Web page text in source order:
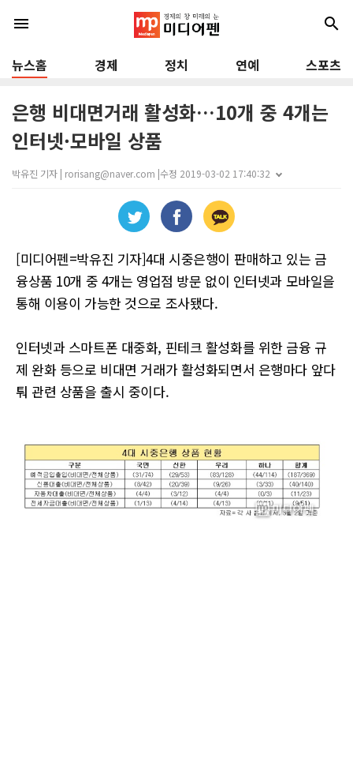
menu search
뉴스홈 경제 정치 연예 스포츠
은행 비대면거래 활성화…10개 중 4개는
인터넷·모바일 상품
박유진 기자 | rorisang@naver.com |수정 2019-03-02 17:40:32
[미디어펜=박유진 기자]4대 시중은행이 판매하고 있는 금
융상품 10개 중 4개는 영업점 방문 없이 인터넷과 모바일을
통해 이용이 가능한 것으로 조사됐다.
인터넷과 스마트폰 대중화, 핀테크 활성화를 위한 금융 규
제 완화 등으로 비대면 거래가 활성화되면서 은행마다 앞다
퉈 관련 상품을 출시 중이다.